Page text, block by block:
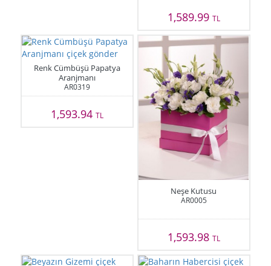
1,589.99 TL
Renk Cümbüşü Papatya
Aranjmanı
AR0319
1,593.94TL
Neşe Kutusu
AR0005
1,593.98 TL